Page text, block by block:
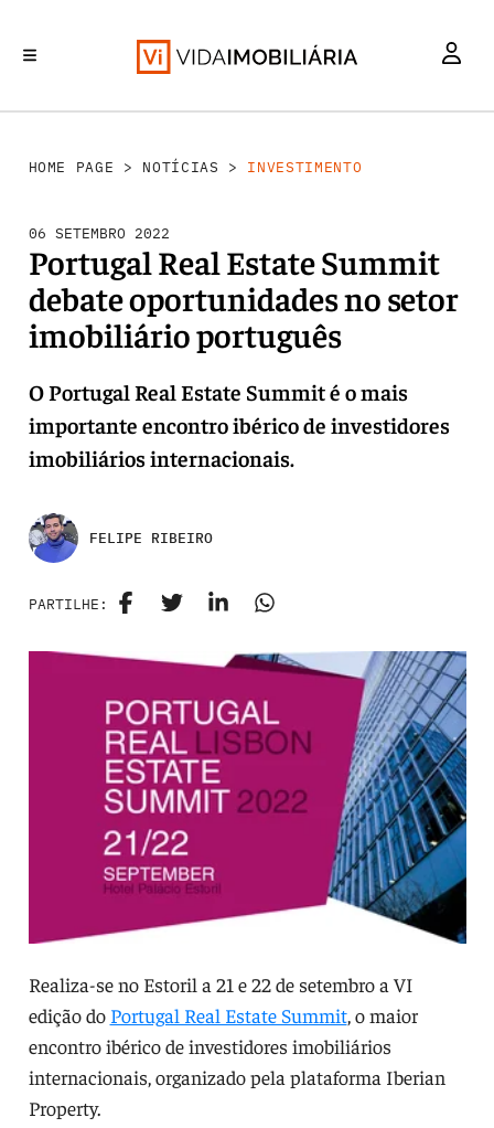
HOME PAGE > NOTÍCIAS > INVESTIMENTO
06 SETEMBRO 2022
Portugal Real Estate Summit
debate oportunidades no setor
imobiliário português
O Portugal Real Estate Summit é o mais
importante encontro ibérico de investidores
imobiliários internacionais.
FELIPE RIBEIRO
PARTILHE:
Realiza-se no Estoril a 21 e 22 de setembro a VI
edição do Portugal Real Estate Summit, o maior
encontro ibérico de investidores imobiliários
internacionais, organizado pela plataforma Iberian
Property.